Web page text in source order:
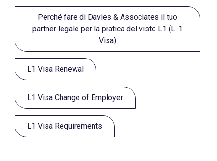
Perché fare di Davies & Associates il tuo
partner legale per la pratica del visto L1 (L-1
Visa)
L1 Visa Renewal
L1 Visa Change of Employer
L1 Visa Requirements